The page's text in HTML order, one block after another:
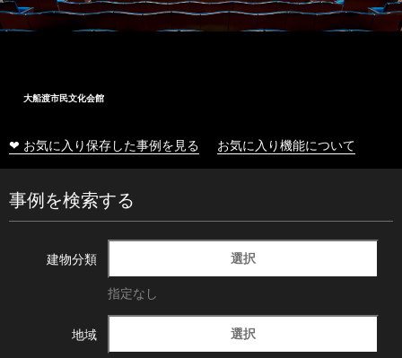
大船渡市民文化会館
❤ お気に入り保存した事例を見る お気に入り機能について
事例を検索する
建物分類 選択
指定なし
地域 選択